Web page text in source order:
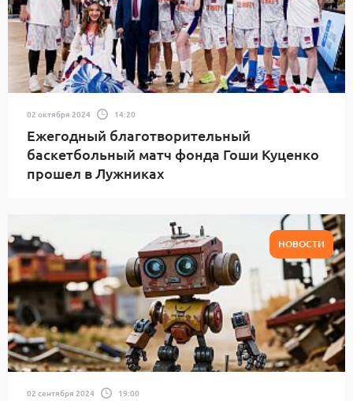
02 октября 2024 14:20
Ежегодный благотворительный
баскетбольный матч фонда Гоши Куценко
прошел в Лужниках
НОВОСТИ
02 сентября 2024 19:00